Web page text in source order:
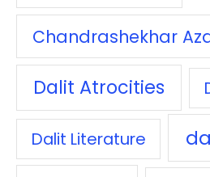
Chandrashekhar
Dalit Atrocities
Dalit Literature